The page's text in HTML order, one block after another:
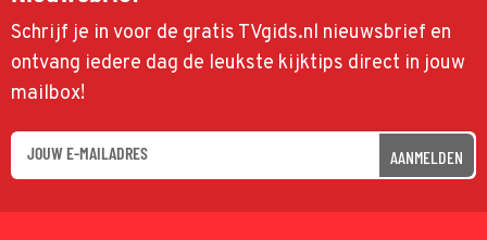
Schrijf je in voor de gratis TVgids.nl nieuwsbrief en
ontvang iedere dag de leukste kijktips direct in jouw
mailbox!
AANMELDEN